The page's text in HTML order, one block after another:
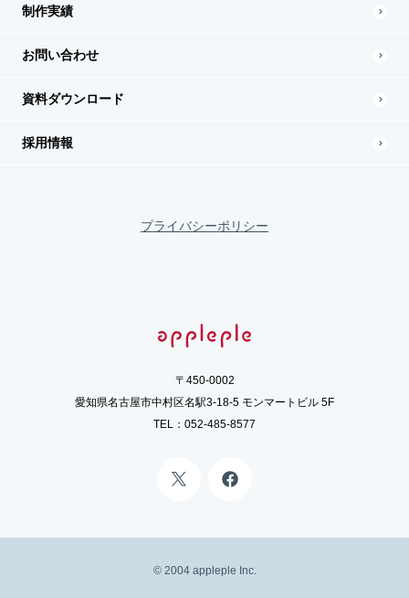
制作実績
お問い合わせ
資料ダウンロード
採用情報
プライバシーポリシー
〒450-0002
愛知県名古屋市中村区名駅3-18-5 モンマートビル 5F
TEL： 052-485-8577
©️ 2004 appleple Inc.